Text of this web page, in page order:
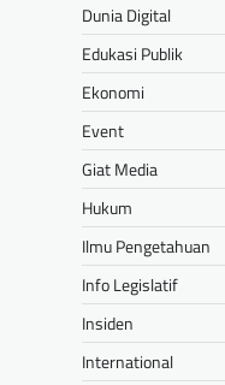
Dunia Digital
Edukasi Publik
Ekonomi
Event
Giat Media
Hukum
Ilmu Pengetahuan
Info Legislatif
Insiden
International